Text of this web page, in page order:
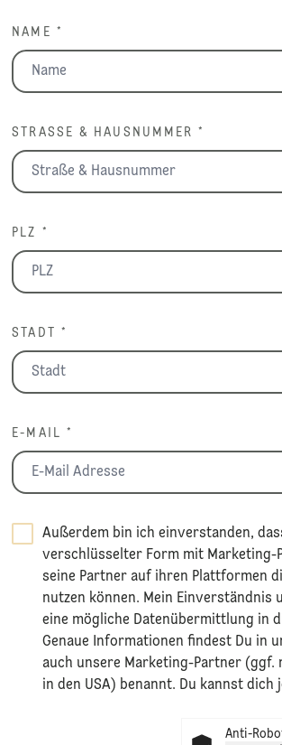
NAME *
STRASSE & HAUSNUMMER *
PLZ *
STADT *
E-MAIL *
Außerdem bin ich einverstanden,
verschlüsselter Form mit Marketing-
seine Partner auf ihren Plattformen
nutzen können. Mein Einverständnis
eine mögliche Datenübermittlung in
​Genaue Informationen findest Du in
auch unsere Marketing-Partner
in den USA) benannt. Du kannst dich
Anti-